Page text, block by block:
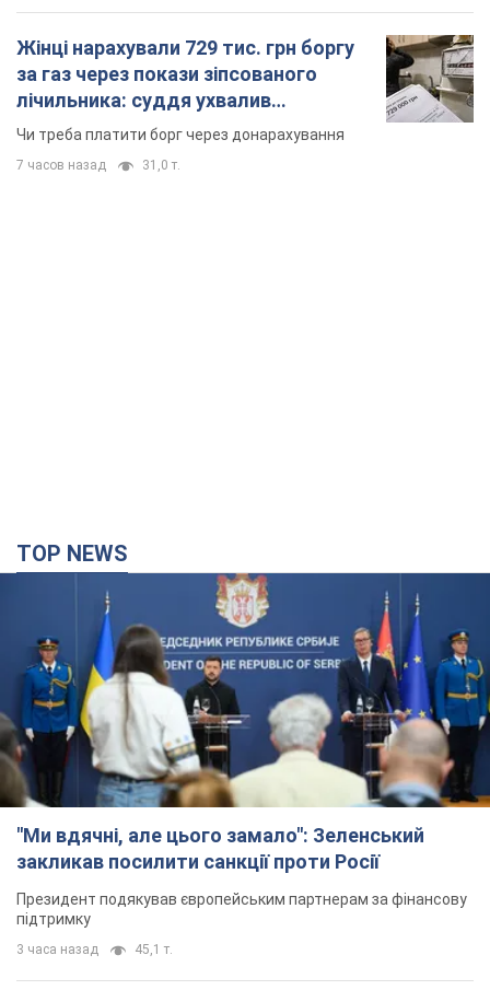
Жінці нарахували 729 тис. грн боргу
за газ через покази зіпсованого
лічильника: суддя ухвалив
неочікуване рішення
Чи треба платити борг через донарахування
7 часов назад 31,0 т.
TOP NEWS
"Ми вдячні, але цього замало": Зеленський
закликав посилити санкції проти Росії
Президент подякував європейським партнерам за фінансову
підтримку
3 часа назад 45,1 т.